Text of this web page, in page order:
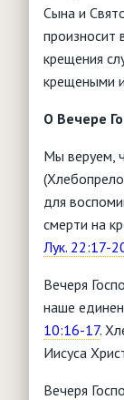
Сына и
произносит
крещения
крещеными
О Вечере
Мы веруем,
для
смерти на
Лук. 22:17-
Вечеря
наше
10:16-17.
Иисуса
Вечеря